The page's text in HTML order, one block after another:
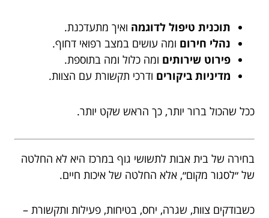
תוכנית טיפול לדוגמה ואיך מתעדכנת.
נהלי חירום ומה עושים במצב רפואי דחוף.
פירוט שירותים ומה כלול ומה בתוספת.
מדיניות ביקורים ודרכי תקשורת עם הצוות.
ככל שהכול ברור יותר, כך הראש שקט יותר.
בחירה של בית אבות לתשושי גוף במרכז היא לא החלטה
של ״לסגור מקום״, אלא החלטה של איכות חיים.
כשבודקים צוות, שגרה, יחס, בטיחות, פעילות ותקשורת –